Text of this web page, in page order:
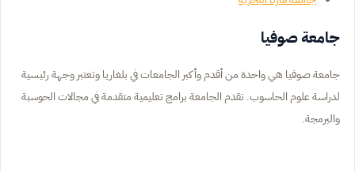
جامعة صوفيا
جامعة صوفيا هي واحدة من أقدم وأكبر الجامعات في بلغاريا وتعتبر وجهة رئيسية
لدراسة علوم الحاسوب. تقدم الجامعة برامج تعليمية متقدمة في مجالات الحوسبة
والبرمجة.